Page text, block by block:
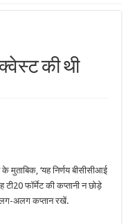
की थी
मुताबिक, ‘यह निर्णय बीसीसीआई
फॉर्मेट की कप्तानी न छोड़े
अलग कप्तान रखें.